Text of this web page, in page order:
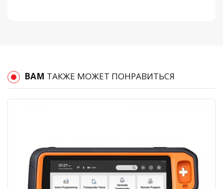
ВАМ ТАКЖЕ МОЖЕТ ПОНРАВИТЬСЯ